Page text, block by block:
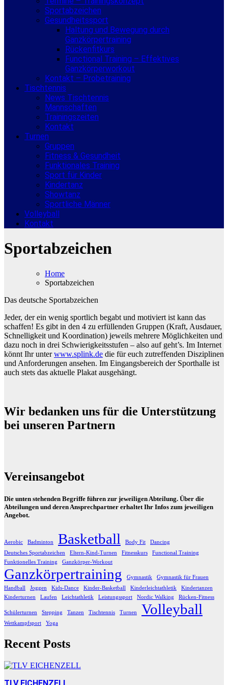
Sportabzeichen
Gesundheitssport
Haltung und Bewegung durch
Ganzkörpertraining
Rückenfitkurs
Functional Training – Effektives
Ganzkörperworkout
Kontakt – Probetraining
Tischtennis
News Tischtennis
Mannschaften
Trainingszeiten
Kontakt
Turnen
Gruppen
Fitness & Gesundheit
Funktionales Training
Sport für Kinder
Kindertanz
Showtanz
Sportliche Männer
Volleyball
Kontakt
Sportabzeichen
Home
Sportabzeichen
Das deutsche Sportabzeichen
Jeder, der ein wenig sportlich begabt und motiviert ist kann das
schaffen! Es gibt in den 4 zu erfüllenden Gruppen (Kraft, Ausdauer,
Schnelligkeit und Koordination) jeweils mehrere Möglichkeiten und
dazu noch in drei Schwierigkeitsstufen – also auf geht’s. Im Internet
könnt Ihr unterwww.splink.de die für euch zutreffenden Disziplinen
und Anforderungen ansehen. Im Eingangsbereich der Sporthalle ist
auch stets das aktuelle Plakat ausgehängt.
Wir bedanken uns für die Unterstützung
bei unseren Partnern
Vereinsangebot
Die unten stehenden Begriffe führen zur jeweiligen Abteilung. Über die
Abteilungen und deren Ansprechpartner erhaltet Ihr Infos zum jeweiligen
Angebot.
Aerobic Badminton Basketball Body Fit
Dancing
Deutsches Sportabzeichen
Eltern-Kind-Turnen Fitnesskurs
Functional Training
Funktionelles Training
Ganzkörper-Workout
Ganzkörpertraining Gymnastik
Gymnastik für Frauen
Handball
Joggen Kids-Dance Kinder-Basketball Kinderleichtathletik
Kindertanzen
Kinderturnen
Laufen Leichtathletik Leistungssport Nordic Walking Rücken-Fitness
Schülerturnen Stepping Tanzen Tischtennis Turnen Volleyball
Wettkampfsport Yoga
Recent Posts